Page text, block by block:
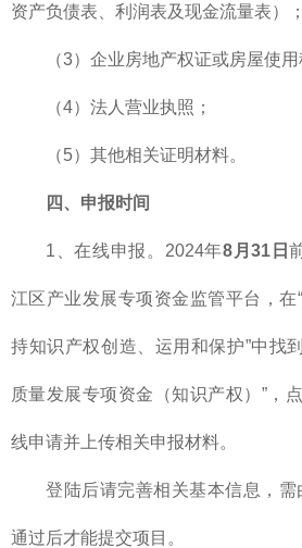
资产负债表、利润表及现金流量表）；
（3）企业房地产权证或房屋使用
（4）法人营业执照；
（5）其他相关证明材料。
四、申报时间
1、在线申报。2024年8月31日
江区产业发展专项资金监管平台，在
持知识产权创造、运用和保护”中找
质量发展专项资金（知识产权）”，
线申请并上传相关申报材料。
登陆后请完善相关基本信息，
通过后才能提交项目。